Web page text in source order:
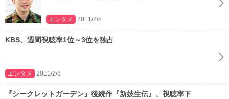
エンタメ 2011/2/8
KBS、週間視聴率1位～3位を独占
エンタメ 2011/2/8
『シークレットガーデン』後続作『新妓生伝』、視聴率下